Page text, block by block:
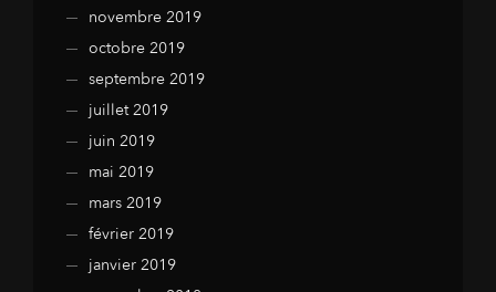
novembre 2019
octobre 2019
septembre 2019
juillet 2019
juin 2019
mai 2019
mars 2019
février 2019
janvier 2019